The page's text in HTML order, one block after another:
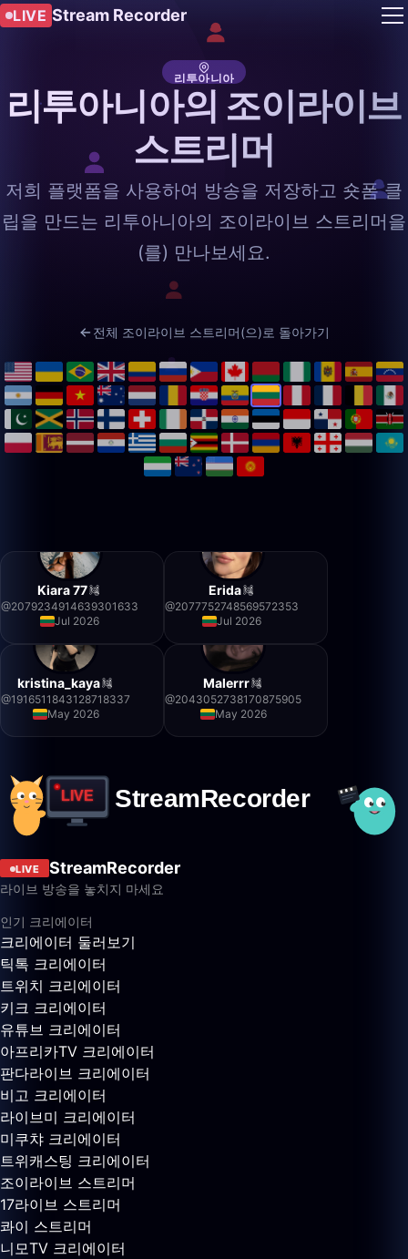
LIVE Stream Recorder
리투아니아
리투아니아의 조이라이브
스트리머
저희 플랫폼을 사용하여 방송을 저장하고 숏폼 클
립을 만드는 리투아니아의 조이라이브 스트리머을
(를) 만나보세요.
전체 조이라이브 스트리머(으)로 돌아가기
Kiara 77
@2079234914639301633
Jul 2026
Erida
@2077752748569572353
Jul 2026
kristina_kaya
@1916511843128718337
May 2026
Malerrr
@2043052738170875905
May 2026
LIVE StreamRecorder
라이브 방송을 놓치지 마세요
인기 크리에이터
크리에이터 둘러보기
틱톡 크리에이터
트위치 크리에이터
키크 크리에이터
유튜브 크리에이터
아프리카TV 크리에이터
판다라이브 크리에이터
비고 크리에이터
라이브미 크리에이터
미쿠챠 크리에이터
트위캐스팅 크리에이터
조이라이브 스트리머
17라이브 스트리머
콰이 스트리머
니모TV 크리에이터